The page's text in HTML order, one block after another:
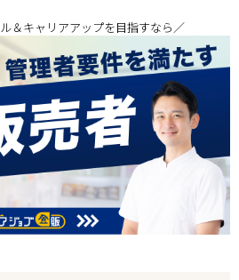
＆キャリアアップを目指すなら／